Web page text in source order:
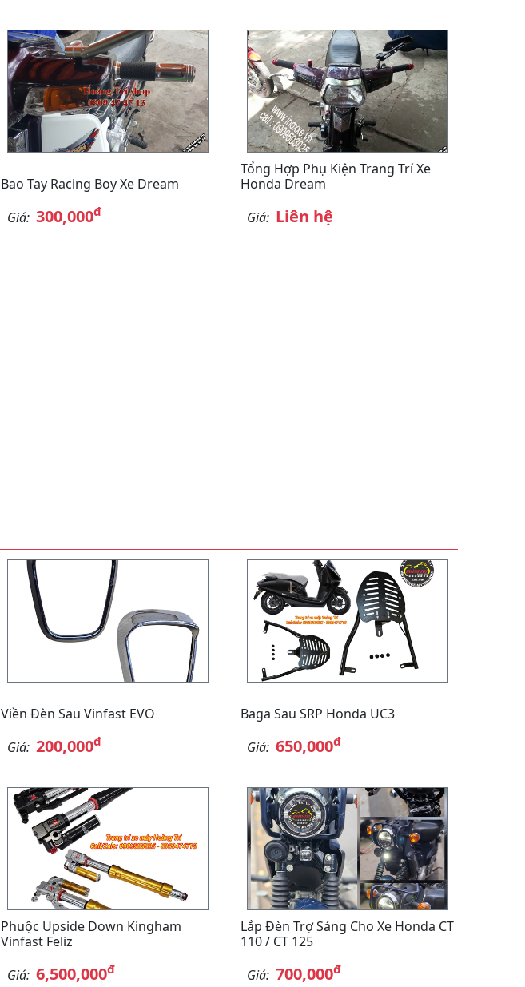
Bao Tay Racing Boy Xe Dream
Giá: 300,000đ
Tổng Hợp Phụ Kiện Trang Trí Xe
Honda Dream
Giá: Liên hệ
Viền Đèn Sau Vinfast EVO
Giá: 200,000đ
Baga Sau SRP Honda UC3
Giá: 650,000đ
Phuộc Upside Down Kingham
Vinfast Feliz
Giá: 6,500,000đ
Lắp Đèn Trợ Sáng Cho Xe Honda CT
110 / CT 125
Giá: 700,000đ